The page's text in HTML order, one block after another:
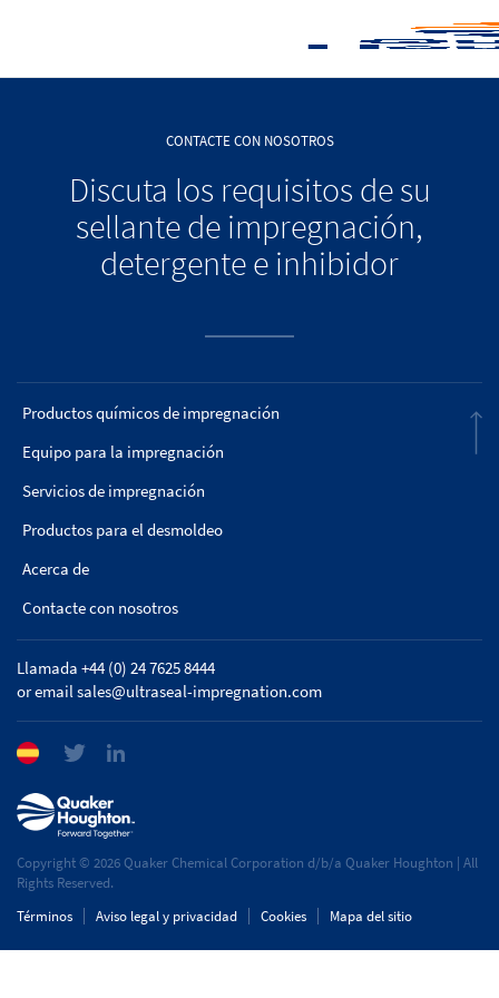
CONTACTE CON NOSOTROS
Discuta los requisitos de su
sellante de impregnación,
detergente e inhibidor
Productos químicos de impregnación
Equipo para la impregnación
Servicios de impregnación
Productos para el desmoldeo
Acerca de
Contacte con nosotros
Llamada +44 (0) 24 7625 8444
or emailsales@ultraseal-impregnation.com
Copyright © 2026 Quaker Chemical Corporation d/b/a Quaker Houghton | All
Rights Reserved.
Términos
Aviso legal y privacidad Cookies Mapa del sitio